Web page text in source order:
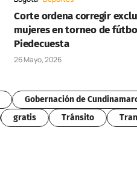
Corte ordena corregir
mujeres en torneo de
Piedecuesta
26 Mayo, 2026
Gobernación de
gratis Tránsito